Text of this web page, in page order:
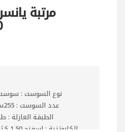
مرتبة
نوع السوست :
عدد السوست : 255سوستة فى المتر المربع
الكابوتنية : اسفنج 1.50 كثافة 20 + فيبر 200 جرام